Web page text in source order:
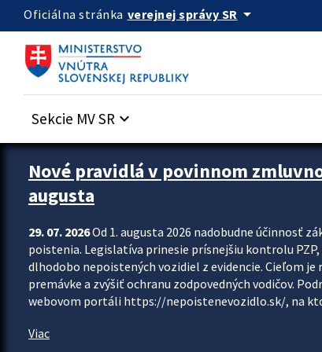
Preskocit na hlavný obsah
Oficiálna stránka verejnej správy SR arrow_drop_down
Sekcie MV SR keyboard_arrow_down
Zastavit automatický posun upútavok
Nové pravidlá v povinnom
augusta
29. 07. 2026Od 1. augusta 2026 nadobudne účinnosť
poistenia. Legislatíva prinesie prísnejšiu kontrolu
dlhodobo nepoistených vozidiel z evidencie. Cieľom
premávke a zvýšiť ochranu zodpovedných vodičov.
webovom portáli https://nepoistenevozidlo.sk/, na
Viac